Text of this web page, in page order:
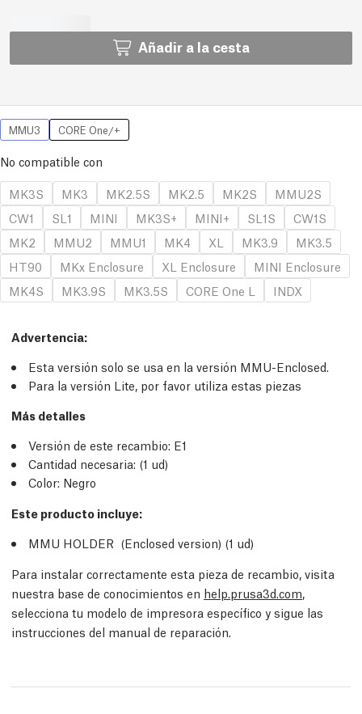
Añadir a la cesta
MMU3 CORE One/+
No compatible con
MK3S
MK3 MK2.5S MK2.5 MK2S
MMU2S
CW1
SL1 MINI MK3S+ MINI+ SL1S
CW1S
MK2
MMU2 MMU1 MK4 XL MK3.9
MK3.5
HT90
MKx Enclosure XL Enclosure
MINI Enclosure
MK4S
MK3.9S MK3.5S CORE One L INDX
Advertencia:
Esta versión solo se usa en la versión MMU-Enclosed.
Para la versión Lite, por favor utiliza estas piezas
Más detalles
Versión de este recambio: E1
Cantidad necesaria: (1 ud)
Color: Negro
Este producto incluye:
MMU HOLDER (Enclosed version) (1 ud)
Para instalar correctamente esta pieza de recambio, visita
nuestra base de conocimientos en help.prusa3d.com,
selecciona tu modelo de impresora específico y sigue las
instrucciones del manual de reparación.